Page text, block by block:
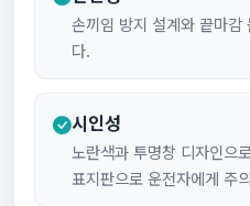
손끼임 방지 설계와 끝마감
다.
시인성
노란색과 투명창 디자인으
표지판으로 운전자에게 주